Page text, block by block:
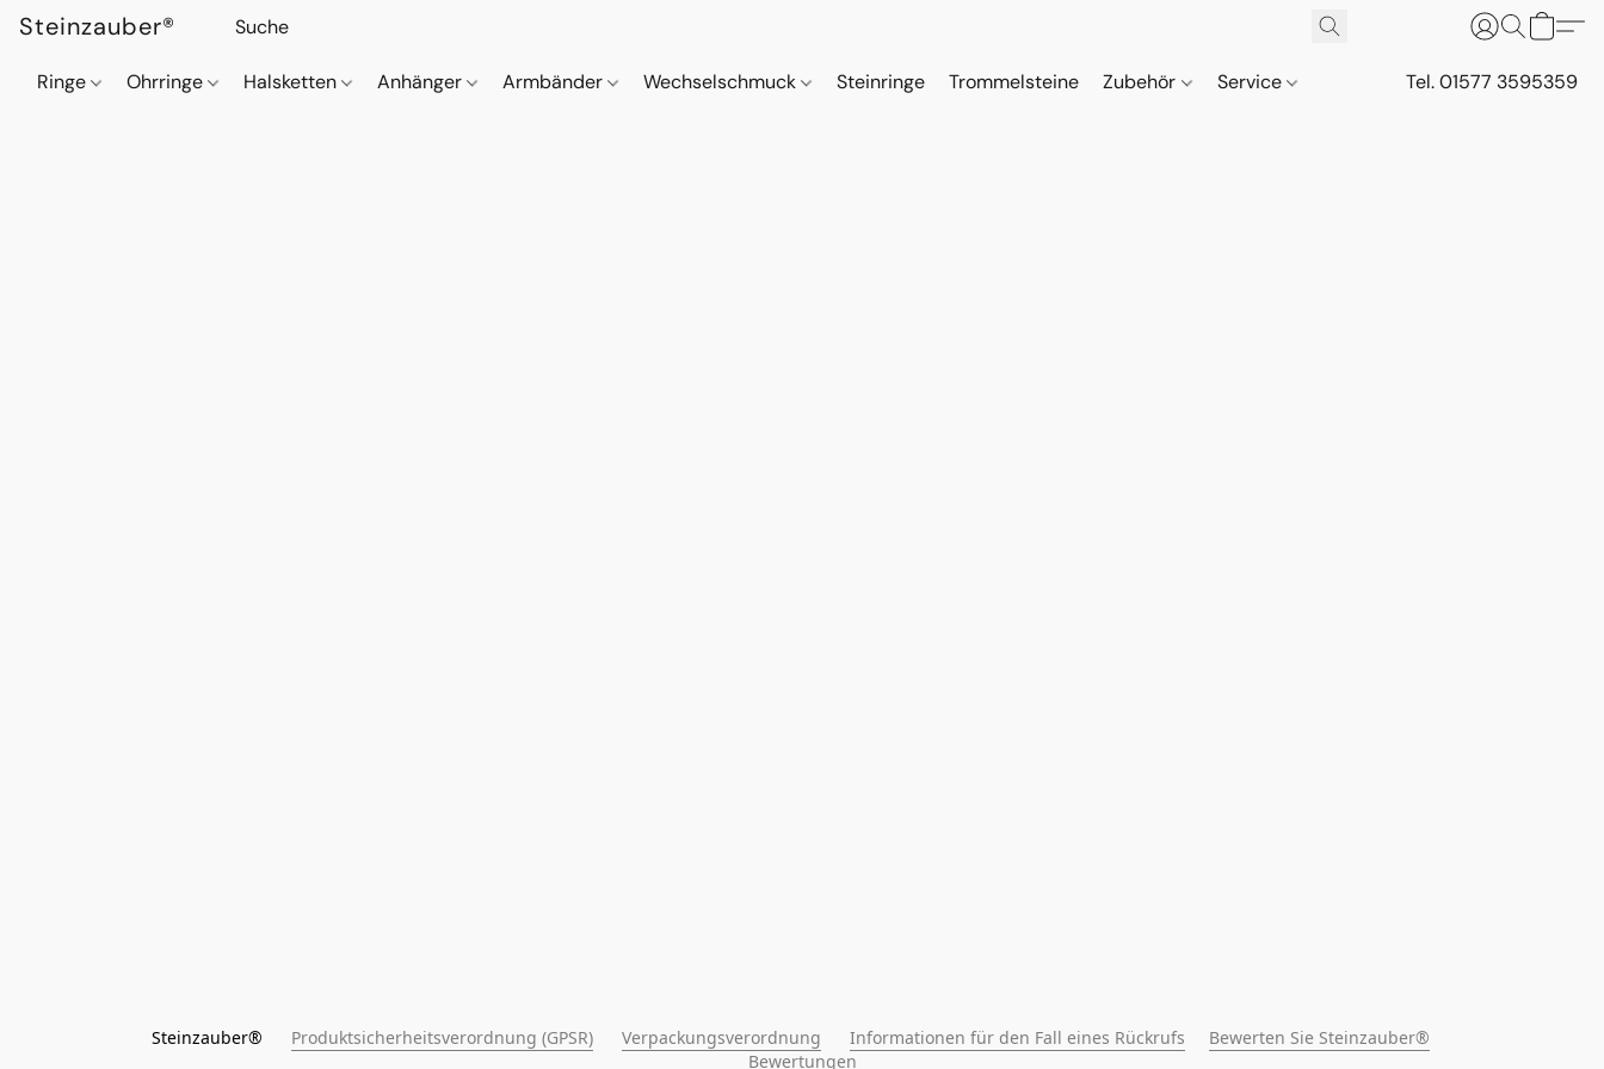
Steinzauber®
Ringe Ohrringe Halsketten Anhänger Armbänder Wechselschmuck Steinringe Trommelsteine Zubehör Service Tel. 01577 3595359
Steinzauber® Produktsicherheitsverordnung (GPSR) Verpackungsverordnung Informationen für den Fall eines Rückrufs
Bewerten Sie Steinzauber®
Bewertungen